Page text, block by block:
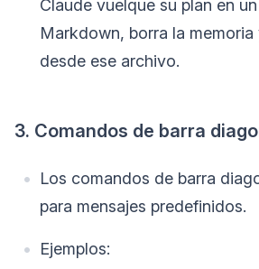
Claude vuelque su plan en
Markdown, borra la
desde ese archivo.
3. Comandos de barra
Los comandos de barra
para mensajes predefinidos.
Ejemplos: